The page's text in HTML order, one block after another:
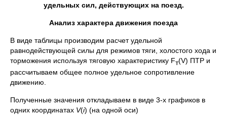
удельных сил, действующих на поезд.
Анализ характера движения поезда
В виде таблицы производим расчет удельной
равнодействующей силы для режимов тяги, холостого хода и
торможения используя тяговую характеристику Fт(V) ПТР и
рассчитываем общее полное удельное сопротивление
движению.
Полученные значения откладываем в виде 3-х графиков в
одних координатах V(i) (на одной оси)